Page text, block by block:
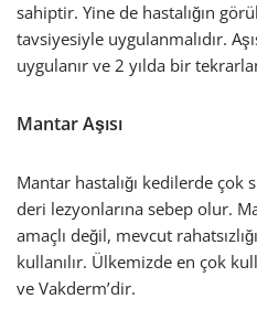
sahiptir. Yine de hastalığın
tavsiyesiyle uygulanmalıdır.
uygulanır ve 2 yılda bir
Mantar Aşısı
Mantar hastalığı kedilerde çok
deri lezyonlarına sebep olur.
amaçlı değil, mevcut
kullanılır. Ülkemizde en çok
ve Vakderm’dir.